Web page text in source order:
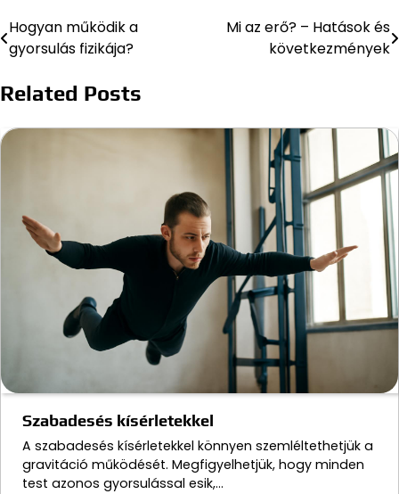
Bejegyzés
navigáció
Hogyan működik a
gyorsulás fizikája?
Mi az erő? – Hatások és
következmények
Related Posts
Szabadesés kísérletekkel
A szabadesés kísérletekkel könnyen szemléltethetjük a
gravitáció működését. Megfigyelhetjük, hogy minden
test azonos gyorsulással esik,…